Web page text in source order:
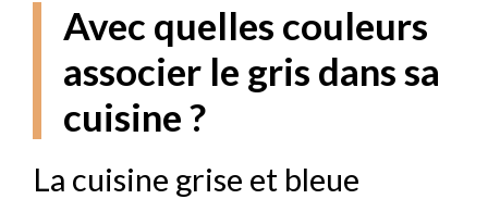
Avec quelles couleurs
associer le gris dans sa
cuisine ?
La cuisine grise et bleue